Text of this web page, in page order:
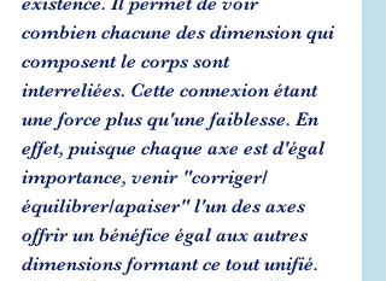
combien chacune des dimension qui
composent le corps sont
interreliées. Cette connexion étant
une force plus qu'une faiblesse. En
effet, puisque chaque axe est d'égal
importance, venir "corriger/
équilibrer/apaiser" l'un des axes
offrir un bénéfice égal aux autres
dimensions formant ce tout unifié.